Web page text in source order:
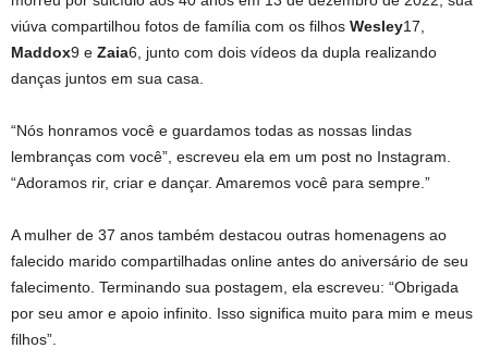
viúva compartilhou fotos de família com os filhos Wesley17,
Maddox9 e Zaia6, junto com dois vídeos da dupla realizando
danças juntos em sua casa.
“Nós honramos você e guardamos todas as nossas lindas
lembranças com você”, escreveu ela em um post no Instagram.
“Adoramos rir, criar e dançar. Amaremos você para sempre.”
A mulher de 37 anos também destacou outras homenagens ao
falecido marido compartilhadas online antes do aniversário de seu
falecimento. Terminando sua postagem, ela escreveu: “Obrigada
por seu amor e apoio infinito. Isso significa muito para mim e meus
filhos”.